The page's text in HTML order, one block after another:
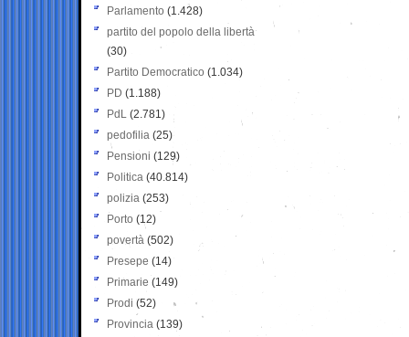
Parlamento (1.428)
partito del popolo della libertà
(30)
Partito Democratico (1.034)
PD (1.188)
PdL (2.781)
pedofilia (25)
Pensioni (129)
Politica (40.814)
polizia (253)
Porto (12)
povertà (502)
Presepe (14)
Primarie (149)
Prodi (52)
Provincia (139)